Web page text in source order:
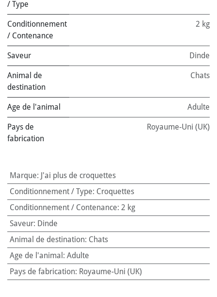
/ Type
Conditionnement
/ Contenance
2 kg
Saveur Dinde
Animal de
destination
Chats
Age de l'animal Adulte
Pays de
fabrication
Royaume-Uni (UK)
Marque: J'ai plus de croquettes
Conditionnement / Type: Croquettes
Conditionnement / Contenance: 2 kg
Saveur: Dinde
Animal de destination: Chats
Age de l'animal : Adulte
Pays de fabrication: Royaume-Uni (UK)